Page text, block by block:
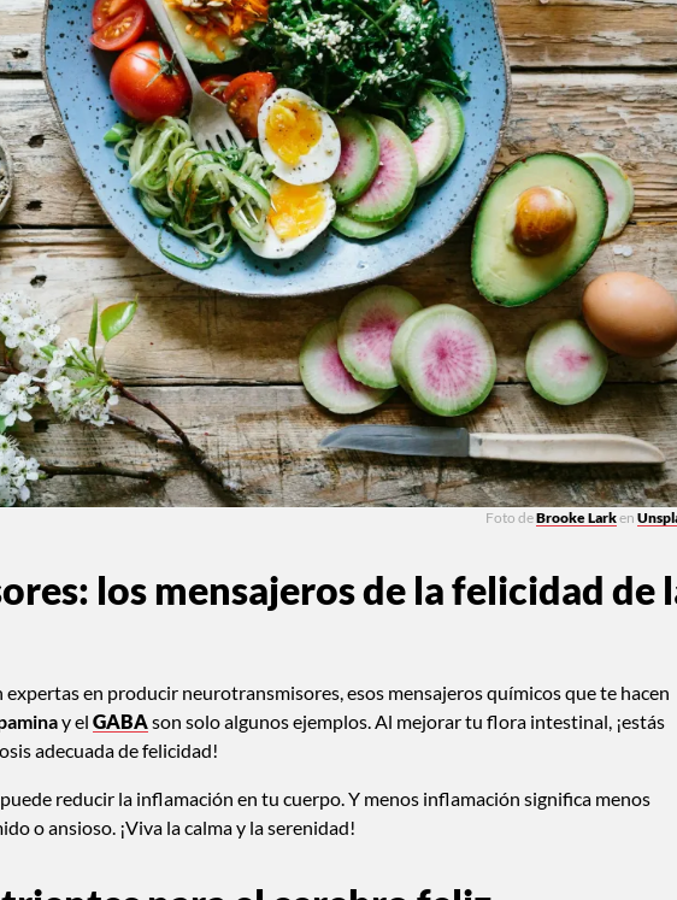
Foto deBrooke Larken
los mensajeros de la felicidad de
en producir neurotransmisores, esos mensajeros químicos que te hacen
y el GABA son solo algunos ejemplos. Al mejorar tu flora intestinal, ¡estás
adecuada de felicidad!
reducir la inflamación en tu cuerpo. Y menos inflamación significa menos
o ansioso. ¡Viva la calma y la serenidad!